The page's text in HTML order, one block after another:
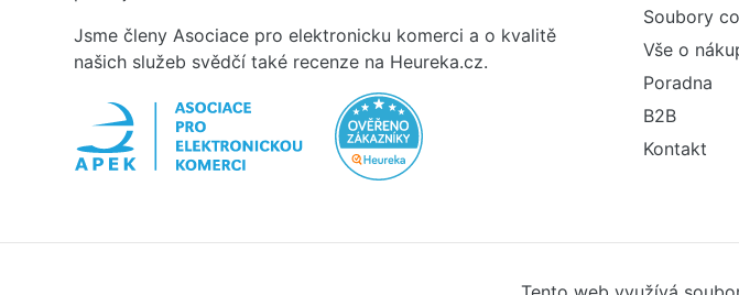
Jsme členy Asociace pro elektronicku komerci a o kvalitě
našich služeb svědčí také recenze na Heureka.cz.
Soubory
Vše o
Poradna
B2B
Kontakt